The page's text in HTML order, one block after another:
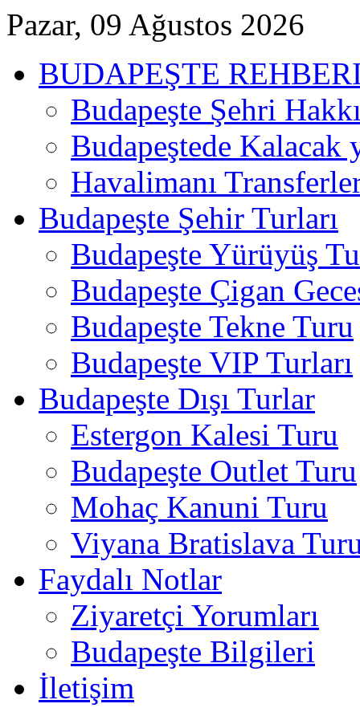
Pazar, 09 Ağustos 2026
BUDAPEŞTE
Budapeşte Şehri
Budapeştede Kalacak
Havalimanı
Budapeşte Şehir Turları
Budapeşte Yürüyüş
Budapeşte Çigan
Budapeşte Tekne Turu
Budapeşte VIP Turları
Budapeşte Dışı Turlar
Estergon Kalesi Turu
Budapeşte Outlet Turu
Mohaç Kanuni Turu
Viyana Bratislava
Faydalı Notlar
Ziyaretçi Yorumları
Budapeşte Bilgileri
İletişim